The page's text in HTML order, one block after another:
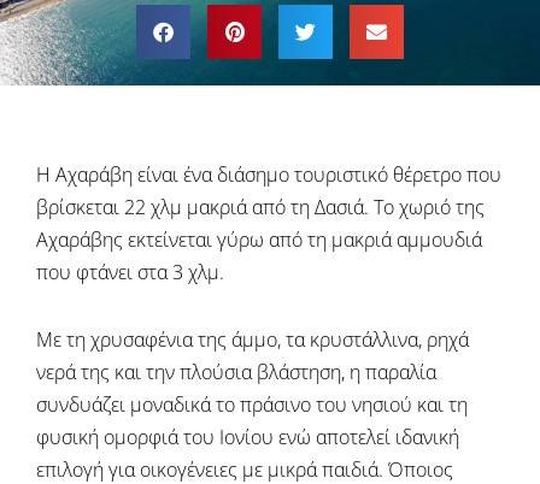
Η Αχαράβη είναι ένα διάσημο τουριστικό θέρετρο που
βρίσκεται 22 χλμ μακριά από τη Δασιά. Το χωριό της
Αχαράβης εκτείνεται γύρω από τη μακριά αμμουδιά
που φτάνει στα 3 χλμ.
Με τη χρυσαφένια της άμμο, τα κρυστάλλινα, ρηχά
νερά της και την πλούσια βλάστηση, η παραλία
συνδυάζει μοναδικά το πράσινο του νησιού και τη
φυσική ομορφιά του Ιονίου ενώ αποτελεί ιδανική
επιλογή για οικογένειες με μικρά παιδιά. Όποιος